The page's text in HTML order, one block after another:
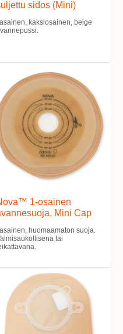
sidos (Mini)
kaksiosainen, beige
1-osainen
Mini Cap
huomaamaton suoja.
tai